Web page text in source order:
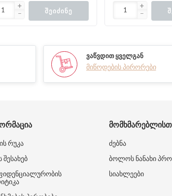
ᲨᲔᲘᲫᲘᲜᲔ
ᲕᲐᲬᲕᲓᲘᲗ ᲧᲕᲔᲚᲒᲐᲜ
მიწოდების პირორები
რუკა
შესახებ
ძებნა
ბოლოს ნანახი
სიახლეები